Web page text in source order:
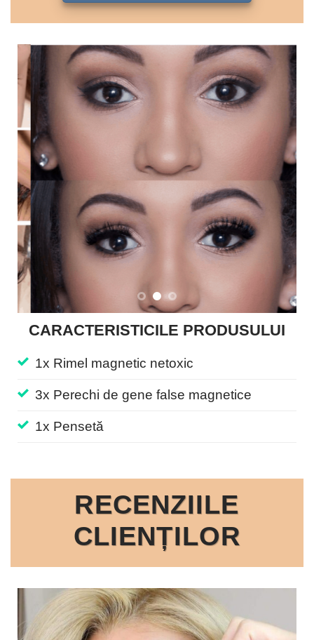
CARACTERISTICILE PRODUSULUI
1x Rimel magnetic netoxic
3x Perechi de gene false magnetice
1x Pensetă
RECENZIILE
CLIENȚILOR